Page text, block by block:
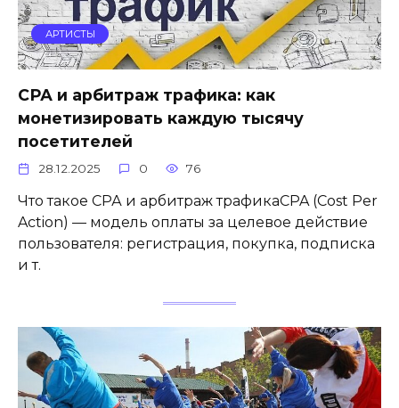
АРТИСТЫ
СРА и арбитраж трафика: как
монетизировать каждую тысячу
посетителей
28.12.2025 0 76
Что такое СРА и арбитраж трафикаCPA (Cost Per
Action) — модель оплаты за целевое действие
пользователя: регистрация, покупка, подписка
и т.